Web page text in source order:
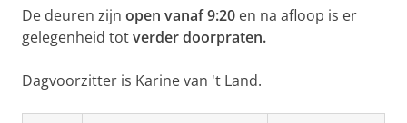
De deuren zijn open vanaf 9:20 en na afloop is er
gelegenheid totverder doorpraten.
Dagvoorzitter is Karine van 't Land.